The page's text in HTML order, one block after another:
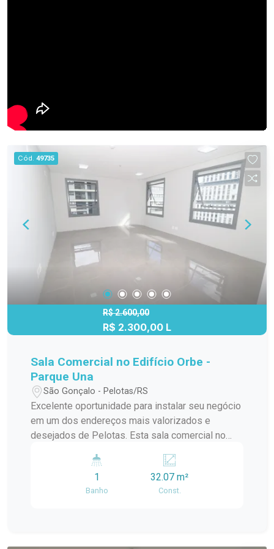
Cód. 49735
R$ 2.600,00
R$ 2.300,00 L
Sala Comercial no Edifício Orbe -
Parque Una
São Gonçalo - Pelotas/RS
Excelente oportunidade para instalar seu negócio
em um dos endereços mais valorizados e
desejados de Pelotas. Esta sala comercial no
modernidade e uma localização estratégica, ideal
para profissionais liberais, consultórios ou
1
Banho
32.07 m²
Const.